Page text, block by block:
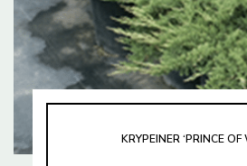
KRYPEINER ‘PRINCE OF